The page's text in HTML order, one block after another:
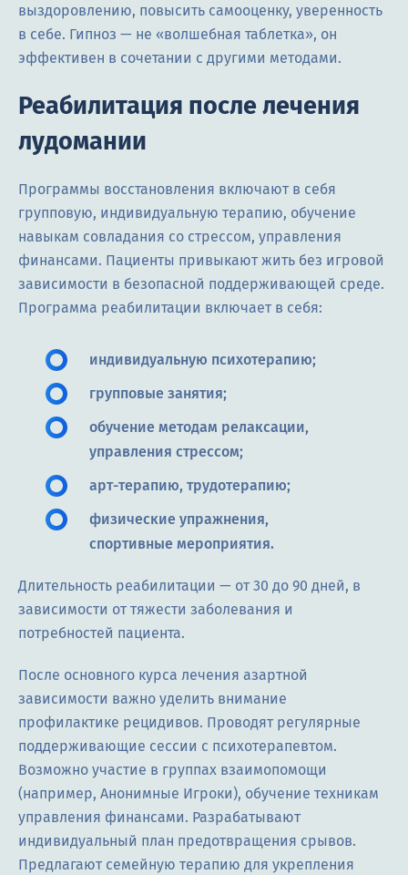
выздоровлению, повысить самооценку, уверенность
в себе. Гипноз — не «волшебная таблетка», он
эффективен в сочетании с другими методами.
Реабилитация после лечения
лудомании
Программы восстановления включают в себя
групповую, индивидуальную терапию, обучение
навыкам совладания со стрессом, управления
финансами. Пациенты привыкают жить без игровой
зависимости в безопасной поддерживающей среде.
Программа реабилитации включает в себя:
индивидуальную психотерапию;
групповые занятия;
обучение методам релаксации,
управления стрессом;
арт-терапию, трудотерапию;
физические упражнения,
спортивные мероприятия.
Длительность реабилитации — от 30 до 90 дней, в
зависимости от тяжести заболевания и
потребностей пациента.
После основного курса лечения азартной
зависимости важно уделить внимание
профилактике рецидивов. Проводят регулярные
поддерживающие сессии с психотерапевтом.
Возможно участие в группах взаимопомощи
(например, Анонимные Игроки), обучение техникам
управления финансами. Разрабатывают
индивидуальный план предотвращения срывов.
Предлагают семейную терапию для укрепления